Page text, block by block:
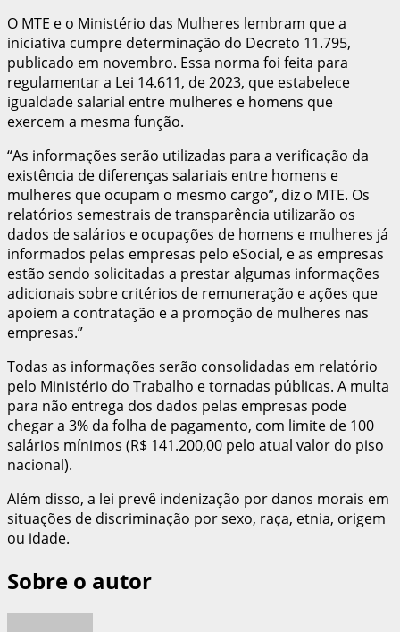
O MTE e o Ministério das Mulheres lembram que a
iniciativa cumpre determinação do Decreto 11.795,
publicado em novembro. Essa norma foi feita para
regulamentar a Lei 14.611, de 2023, que estabelece
igualdade salarial entre mulheres e homens que
exercem a mesma função.
“As informações serão utilizadas para a verificação da
existência de diferenças salariais entre homens e
mulheres que ocupam o mesmo cargo”, diz o MTE. Os
relatórios semestrais de transparência utilizarão os
dados de salários e ocupações de homens e mulheres já
informados pelas empresas pelo eSocial, e as empresas
estão sendo solicitadas a prestar algumas informações
adicionais sobre critérios de remuneração e ações que
apoiem a contratação e a promoção de mulheres nas
empresas.”
Todas as informações serão consolidadas em relatório
pelo Ministério do Trabalho e tornadas públicas. A multa
para não entrega dos dados pelas empresas pode
chegar a 3% da folha de pagamento, com limite de 100
salários mínimos (R$ 141.200,00 pelo atual valor do piso
nacional).
Além disso, a lei prevê indenização por danos morais em
situações de discriminação por sexo, raça, etnia, origem
ou idade.
Sobre o autor